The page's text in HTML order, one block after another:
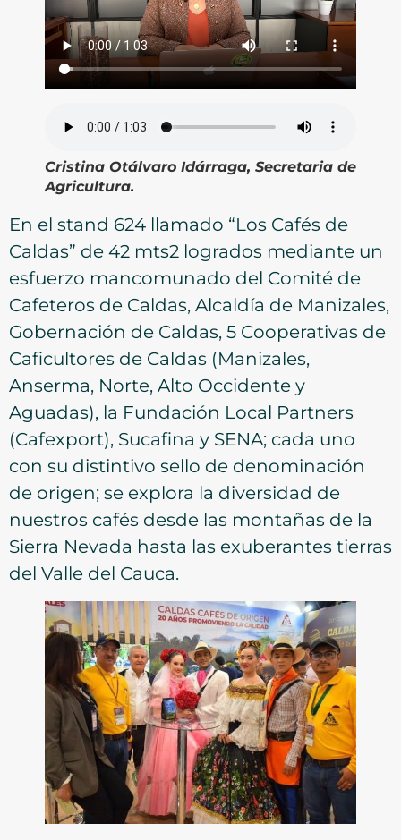
Cristina Otálvaro Idárraga, Secretaria de
Agricultura.
En el stand 624 llamado “Los Cafés de
Caldas” de 42 mts2 logrados mediante un
esfuerzo mancomunado del Comité de
Cafeteros de Caldas, Alcaldía de Manizales,
Gobernación de Caldas, 5 Cooperativas de
Caficultores de Caldas (Manizales,
Anserma, Norte, Alto Occidente y
Aguadas), la Fundación Local Partners
(Cafexport), Sucafina y SENA; cada uno
con su distintivo sello de denominación
de origen; se explora la diversidad de
nuestros cafés desde las montañas de la
Sierra Nevada hasta las exuberantes tierras
del Valle del Cauca.